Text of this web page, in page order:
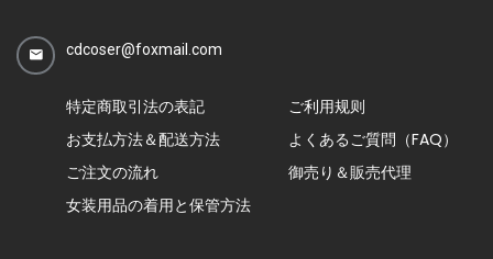
cdcoser@foxmail.com
特定商取引法の表記
ご利用规则
お支払方法＆配送方法
よくあるご質問（FAQ）
ご注文の流れ
御売り＆販売代理
女装用品の着用と保管方法